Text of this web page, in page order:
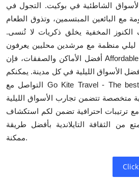
الشاطئية في بوكيت. التجول في
مع البائعين المبتسمين، وتذوق الطعام
الكنوز المخفية يخلق ذكريات لا تُنسى.
منظمة مع مرشدين محليين يعرفون
أفضل الأماكن والصفقات، فإن Affordable Thailand packages توفر
الأسواق الليلية في كل مدينة. يمكنكم
التواصل مع Go Kite Travel - The best travel agency in Dubai
متخصصة تتضمن تجارب الأسواق الليلية
ترتيبات احترافية تضمن لكم استكشاف
من الثقافة التايلاندية بأفضل طريقة
ممكنة.